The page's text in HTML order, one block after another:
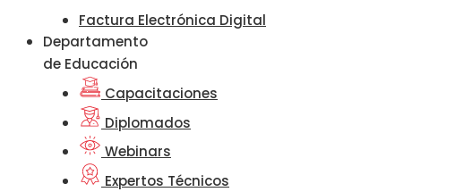
Factura Electrónica Digital
Departamento
de Educación
Capacitaciones
Diplomados
Webinars
Expertos Técnicos